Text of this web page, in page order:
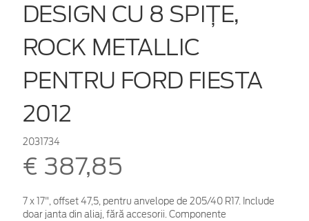
DESIGN CU 8 SPIȚE,
ROCK METALLIC
PENTRU FORD FIESTA
2012
2031734
€ 387,85
7 x 17", offset 47,5, pentru anvelope de 205/40 R17. Include
doar janta din aliaj, fără accesorii. Componente